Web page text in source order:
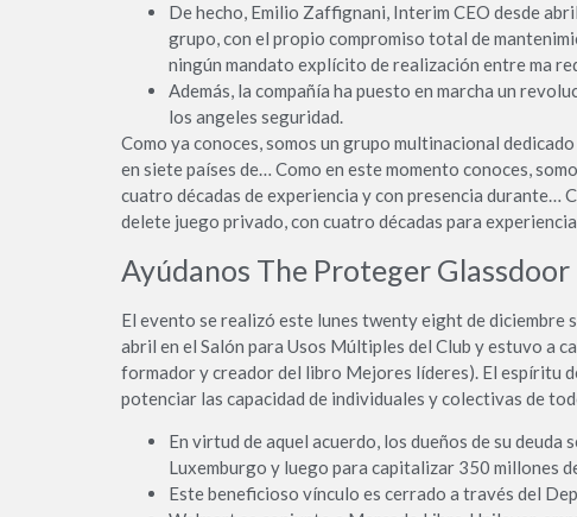
De hecho, Emilio Zaffignani, Interim CEO desde
grupo, con el propio compromiso total de
ningún mandato explícito de realización entre ma
Además, la compañía ha puesto en marcha un
los angeles seguridad.
Como ya conoces, somos un grupo multinacional
en siete países de… Como en este momento conoces,
cuatro décadas de experiencia y con presencia durante…
delete juego privado, con cuatro décadas para
Ayúdanos The Proteger Glassdoor
El evento se realizó este lunes twenty eight de diciembre
abril en el Salón para Usos Múltiples del Club y estuvo a
formador y creador del libro Mejores líderes). El espíritu
potenciar las capacidad de individuales y colectivas de
En virtud de aquel acuerdo, los dueños de su
Luxemburgo y luego para capitalizar 350 millones
Este beneficioso vínculo es cerrado a través del